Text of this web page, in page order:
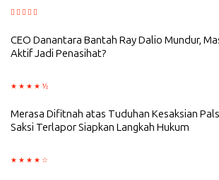
CEO Danantara Bantah Ray Dalio Mundur,
Aktif Jadi Penasihat?
Merasa Difitnah atas Tuduhan Kesaksian
Saksi Terlapor Siapkan Langkah Hukum